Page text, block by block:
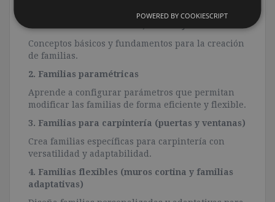
Conceptos básicos y fundamentos para la creación
de familias.
2. Familias paramétricas
Aprende a configurar parámetros que permitan
modificar las familias de forma eficiente y flexible.
3. Familias para carpintería (puertas y ventanas)
Crea familias específicas para carpintería con
versatilidad y adaptabilidad.
4. Familias flexibles (muros cortina y familias
adaptativas)
POWERED BY COOKIESCRIPT